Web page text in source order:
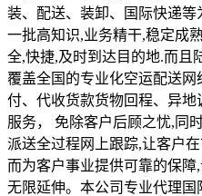
装、配送、装卸、国际快递
一批高知识,业务精干,稳定成
全,快捷,及时到达目的地.而且
覆盖全国的专业化空运配送网
付、代收货款货物回程、异
服务， 免除客户后顾之忧,同
派送全过程网上跟踪,让客户
而为客户事业提供可靠的保
无限延伸。本公司专业代理国